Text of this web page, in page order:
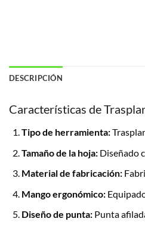
DESCRIPCIÓN
Características de
Tipo de herramienta:
Tamaño de la hoja:Diseñado
Material de fabricación:
Mango ergonómico:
Diseño de punta:Punta